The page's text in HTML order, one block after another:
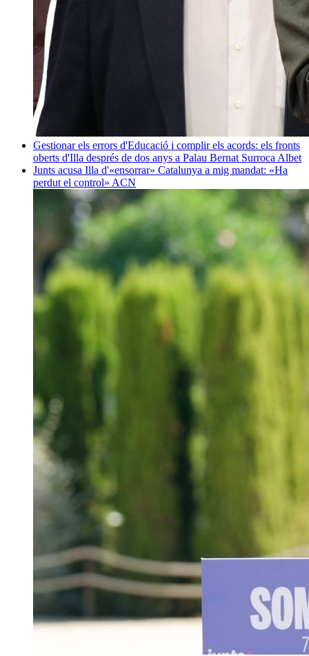
Gestionar els errors d'Educació i complir els acords: els fronts
oberts d'Illa després de dos anys a Palau Bernat Surroca Albet
Junts acusa Illa d'«ensorrar» Catalunya a mig mandat: «Ha
perdut el control» ACN